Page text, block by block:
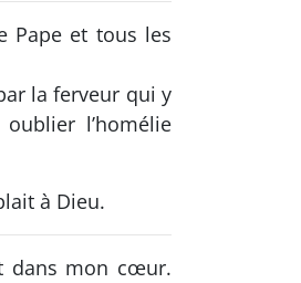
Pape et tous les
la ferveur qui y
l’homélie
à Dieu.
dans mon cœur.